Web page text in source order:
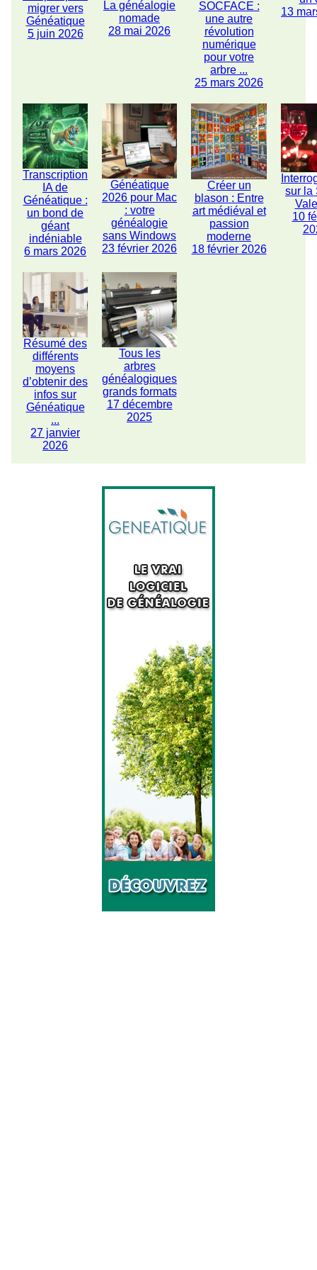
migrer vers
Généatique
5 juin 2026
La généalogie
nomade
28 mai 2026
SOCFACE :
une autre
révolution
numérique
pour votre
arbre ...
25 mars 2026
13
Transcription
IA de
Généatique :
un bond de
géant
indéniable
6 mars 2026
Généatique
2026 pour Mac
: votre
généalogie
sans Windows
23 février 2026
Créer un
blason : Entre
art médiéval et
passion
moderne
18 février 2026
sur la
10
Résumé des
différents
moyens
d’obtenir des
infos sur
Généatique
...
27 janvier
2026
Tous les
arbres
généalogiques
grands formats
17 décembre
2025